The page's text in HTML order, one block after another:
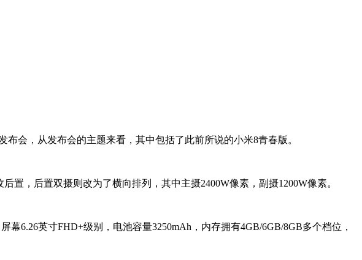
会，从发布会的主题来看，其中包括了此前所说的小米8青春版。
，后置双摄则改为了横向排列，其中主摄2400W像素，副摄1200W像素。
6.26英寸FHD+级别，电池容量3250mAh，内存拥有4GB/6GB/8GB多个档位，